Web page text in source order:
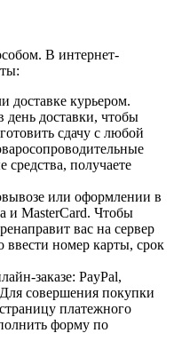
В интернет-
доставке курьером.
день доставки, чтобы
сдачу с любой
получаете
или оформлении в
и MasterCard. Чтобы
вас на сервер
номер карты, срок
заказе: PayPal,
совершения покупки
платежного
форму по